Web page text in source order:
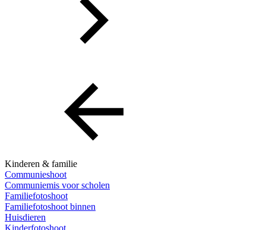
Kinderen & familie
Communieshoot
Communiemis voor scholen
Familiefotoshoot
Familiefotoshoot binnen
Huisdieren
Kinderfotoshoot